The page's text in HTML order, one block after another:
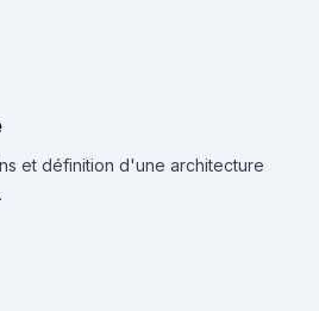
et définition d'une architecture